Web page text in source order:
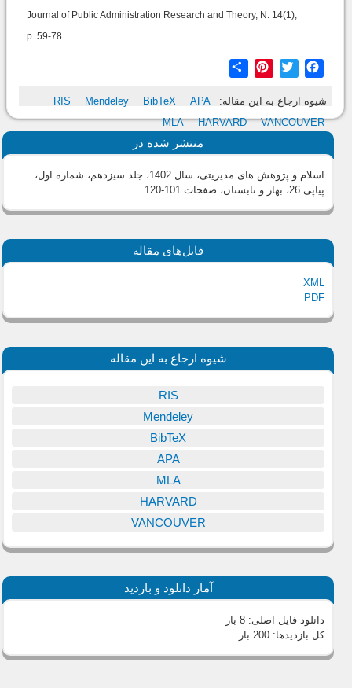
Journal of Public Administration Research and Theory, N. 14(1),
p. 59-78.
Facebook
Twitter
Pinterest
شیوه ارجاع به این مقاله: RIS Mendeley BibTeX
APA
MLA
HARVARD VANCOUVER
منتشر شده در
اسلام و پژوهش های مدیریتی، سال 1402، جلد سیزدهم، شماره اول،
پیاپی 26، بهار و تابستان
، صفحات 101-120
فایل‌های مقاله
XML
PDF
شیوه ارجاع به این مقاله
RIS
Mendeley
BibTeX
APA
MLA
HARVARD
VANCOUVER
آمار دانلود و بازدید
دانلود فایل اصلی:8 بار
کل بازدیدها:200 بار